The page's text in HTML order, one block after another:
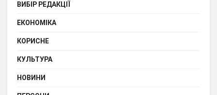
ВИБІР РЕДАКЦІЇ
ЕКОНОМІКА
КОРИСНЕ
КУЛЬТУРА
НОВИНИ